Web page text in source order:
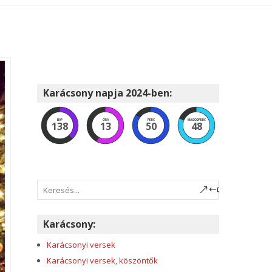
Karácsony napja 2024-ben:
NAP
138
ÓRA
13
PERC
50
MÁSODPERC
47
Karácsony:
Karácsonyi versek
Karácsonyi versek, köszöntők